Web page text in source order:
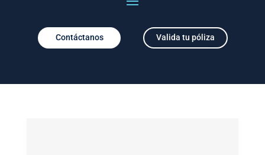
Contáctanos Valida tu póliza